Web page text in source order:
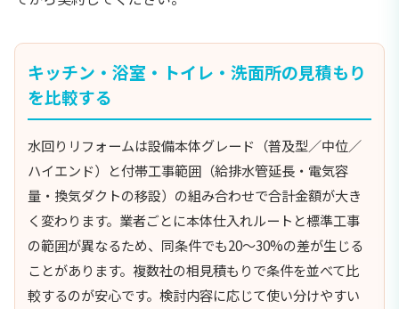
キッチン・浴室・トイレ・洗面所の見積もり
を比較する
水回りリフォームは設備本体グレード（普及型／中位／
ハイエンド）と付帯工事範囲（給排水管延長・電気容
量・換気ダクトの移設）の組み合わせで合計金額が大き
く変わります。業者ごとに本体仕入れルートと標準工事
の範囲が異なるため、同条件でも20〜30%の差が生じる
ことがあります。複数社の相見積もりで条件を並べて比
較するのが安心です。検討内容に応じて使い分けやすい